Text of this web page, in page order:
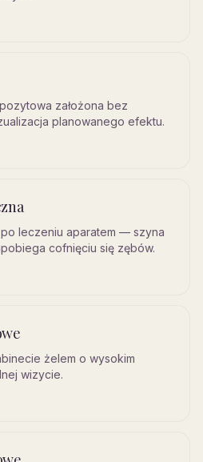
założona bez
planowanego efektu.
leczeniu aparatem — szyna
cofnięciu się zębów.
żelem o wysokim
wizycie.